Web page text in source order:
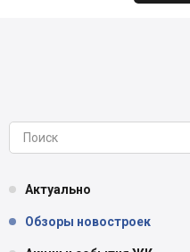
Актуально
Обзоры новостроек